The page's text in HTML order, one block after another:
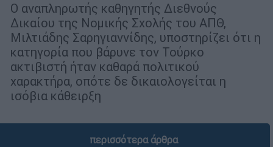
Ο αναπληρωτής καθηγητής Διεθνούς
Δικαίου της Νομικής Σχολής του ΑΠΘ,
Μιλτιάδης Σαρηγιαννίδης, υποστηρίζει ότι η
κατηγορία που βάρυνε τον Τούρκο
ακτιβιστή ήταν καθαρά πολιτικού
χαρακτήρα, οπότε δε δικαιολογείται η
ισόβια κάθειρξη
περισσότερα άρθρα